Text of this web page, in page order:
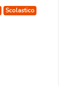
Scolastico